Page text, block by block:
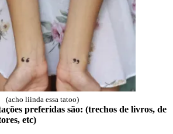
(acho liinda essa tatoo)
preferidas são: (trechos de livros, de
etc)